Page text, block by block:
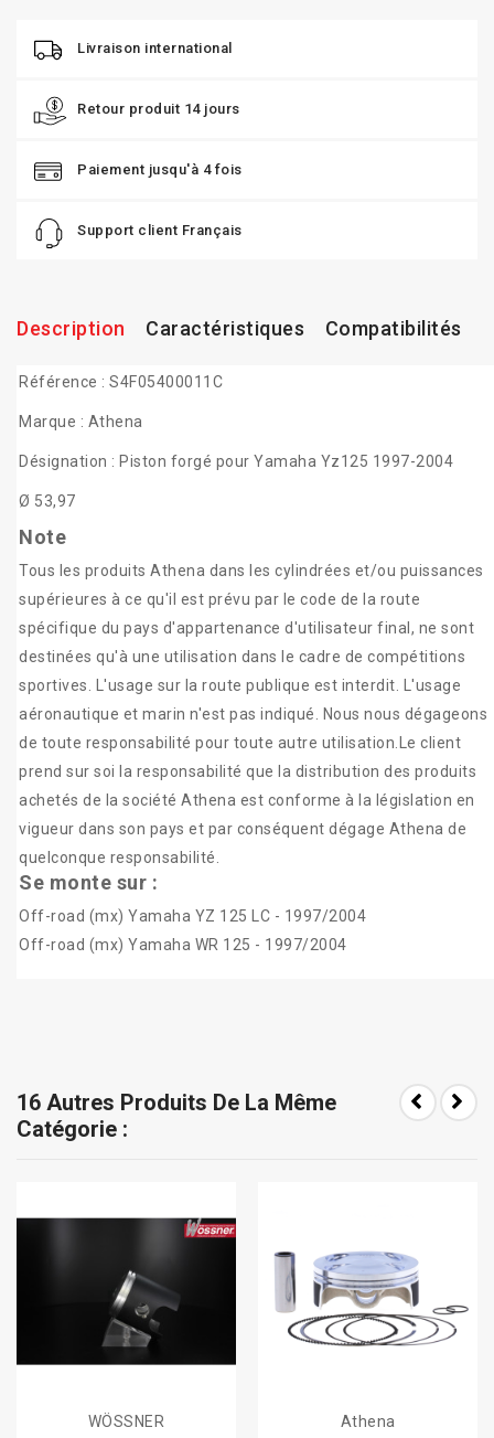
Livraison international
Retour produit 14 jours
Paiement jusqu'à 4 fois
Support client Français
Description Caractéristiques Compatibilités
Référence : S4F05400011C
Marque : Athena
Désignation : Piston forgé pour Yamaha Yz125 1997-2004
Ø 53,97
Note
Tous les produits Athena dans les cylindrées et/ou puissances
supérieures à ce qu'il est prévu par le code de la route
spécifique du pays d'appartenance d'utilisateur final, ne sont
destinées qu'à une utilisation dans le cadre de compétitions
sportives. L'usage sur la route publique est interdit. L'usage
aéronautique et marin n'est pas indiqué. Nous nous dégageons
de toute responsabilité pour toute autre utilisation.Le client
prend sur soi la responsabilité que la distribution des produits
achetés de la société Athena est conforme à la législation en
vigueur dans son pays et par conséquent dégage Athena de
quelconque responsabilité.
Se monte sur :
Off-road (mx) Yamaha YZ 125 LC - 1997/2004
Off-road (mx) Yamaha WR 125 - 1997/2004
16 Autres Produits De La Même
Catégorie :
WÖSSNER
Athena